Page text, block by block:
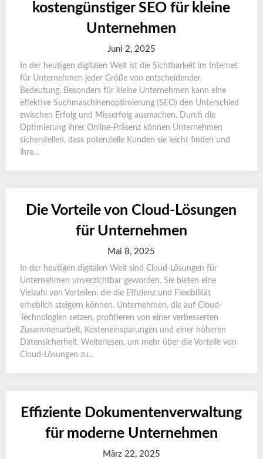
kostengünstiger SEO für kleine
Unternehmen
Juni 2, 2025
In der heutigen digitalen Welt ist die Sichtbarkeit im Internet
für Unternehmen jeder Größe von entscheidender
Bedeutung. Besonders für kleine Unternehmen kann eine
effektive Suchmaschinenoptimierung (SEO) den Unterschied
zwischen Erfolg und Misserfolg ausmachen. Durch die
Optimierung ihrer Online-Präsenz können Unternehmen
sicherstellen, dass potenzielle Kunden sie leicht finden und
ihre...
Die Vorteile von Cloud-Lösungen
für Unternehmen
Mai 8, 2025
In der heutigen digitalen Welt sind Cloud-Lösungen für
Unternehmen unverzichtbar geworden. Sie bieten eine
Vielzahl von Vorteilen, die die Effizienz und Flexibilität
erheblich steigern können. Unternehmen, die auf Cloud-
Technologien setzen, profitieren von einer verbesserten
Zusammenarbeit, Kosteneinsparungen und einer höheren
Datensicherheit. Weiterlesen, um mehr über die Vorteile von
Cloud-Lösungen zu...
Effiziente Dokumentenverwaltung
für moderne Unternehmen
März 22, 2025